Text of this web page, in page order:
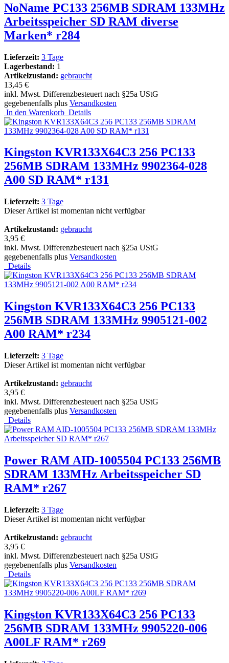
NoName PC133 256MB SDRAM 133MHz
Arbeitsspeicher SD RAM diverse
Marken* r284
Lieferzeit: 3 Tage
Lagerbestand: 1
Artikelzustand: gebraucht
13,45 €
inkl. Mwst. Differenzbesteuert nach §25a UStG
gegebenenfalls plus Versandkosten
In den Warenkorb Details
Kingston KVR133X64C3 256 PC133
256MB SDRAM 133MHz 9902364-028
A00 SD RAM* r131
Lieferzeit: 3 Tage
Dieser Artikel ist momentan nicht verfügbar
Artikelzustand: gebraucht
3,95 €
inkl. Mwst. Differenzbesteuert nach §25a UStG
gegebenenfalls plus Versandkosten
Details
Kingston KVR133X64C3 256 PC133
256MB SDRAM 133MHz 9905121-002
A00 RAM* r234
Lieferzeit: 3 Tage
Dieser Artikel ist momentan nicht verfügbar
Artikelzustand: gebraucht
3,95 €
inkl. Mwst. Differenzbesteuert nach §25a UStG
gegebenenfalls plus Versandkosten
Details
Power RAM AID-1005504 PC133 256MB
SDRAM 133MHz Arbeitsspeicher SD
RAM* r267
Lieferzeit: 3 Tage
Dieser Artikel ist momentan nicht verfügbar
Artikelzustand: gebraucht
3,95 €
inkl. Mwst. Differenzbesteuert nach §25a UStG
gegebenenfalls plus Versandkosten
Details
Kingston KVR133X64C3 256 PC133
256MB SDRAM 133MHz 9905220-006
A00LF RAM* r269